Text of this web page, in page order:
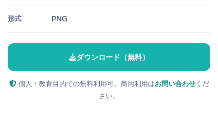
形式 PNG
ダウンロード（無料）
個人・教育目的での無料利用可。商用利用はお問い合わせくだ
さい。